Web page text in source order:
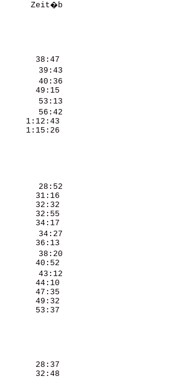
Zeit�b
38:47
39:43
40:36
49:15
53:13
56:42
1:12:43
1:15:26
28:52
31:16
32:32
32:55
34:17
34:27
36:13
38:20
40:52
43:12
44:10
47:35
49:32
53:37
28:37
32:48